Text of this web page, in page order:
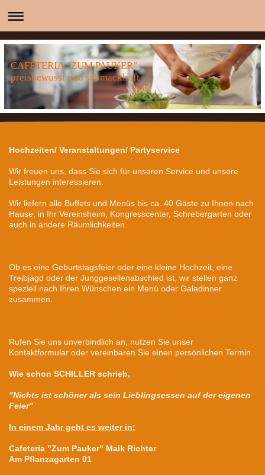
CAFETERIA "ZUM PAUKER"
preisbewusst und schmackhaft
Hochzeiten/ Veranstaltungen/ Partyservice
Wir freuen uns, dass Sie sich für unseren Service und unsere
Leistungen interessieren.
Wir liefern alle Buffets und Menüs bis ca. 40 Gäste zu Ihnen nach
Hause, in Ihr Vereinsheim, Kongresscenter, Schrebergarten oder
auch in andere Räumlichkeiten.
Ob es eine Geburtstagsfeier oder eine kleine Hochzeit, eine
Treibjagd oder der Junggesellenabschied ist, wir stellen ganz
speziell nach Ihren Wünschen ein Menü oder Galadinner
zusammen.
Rufen Sie uns unverbindlich an, nutzen Sie unser
Kontaktformular oder vereinbaren Sie einen persönlichen Termin.
Wie schon SCHILLER schrieb,
"Nichts ist schöner als sein Lieblingsessen auf der eigenen
Feier"
In einem Jahr geht es weiter in:
Cafeteria "Zum Pauker" Maik Richter
Am Pflanzagarten 01